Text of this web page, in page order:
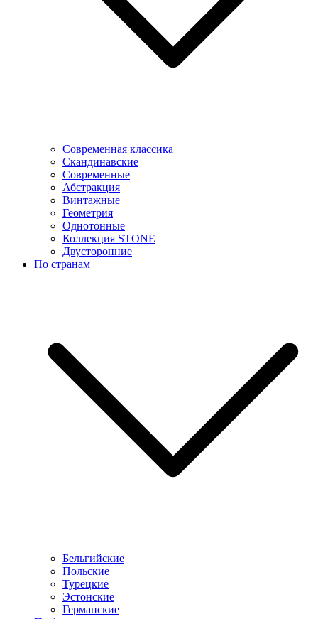
Современная классика
Скандинавские
Современные
Абстракция
Винтажные
Геометрия
Однотонные
Коллекция STONE
Двусторонние
По странам
Бельгийские
Польские
Турецкие
Эстонские
Германские